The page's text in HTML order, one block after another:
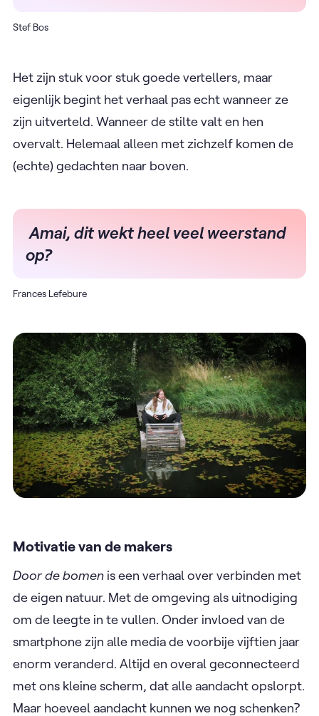
Stef Bos
Het zijn stuk voor stuk goede vertellers, maar
eigenlijk begint het verhaal pas echt wanneer ze
zijn uitverteld. Wanneer de stilte valt en hen
overvalt. Helemaal alleen met zichzelf komen de
(echte) gedachten naar boven.
Amai, dit wekt heel veel weerstand
op?
Frances Lefebure
Motivatie van de makers
Door de bomen is een verhaal over verbinden met
de eigen natuur. Met de omgeving als uitnodiging
om de leegte in te vullen. Onder invloed van de
smartphone zijn alle media de voorbije vijftien jaar
enorm veranderd. Altijd en overal geconnecteerd
met ons kleine scherm, dat alle aandacht opslorpt.
Maar hoeveel aandacht kunnen we nog schenken?